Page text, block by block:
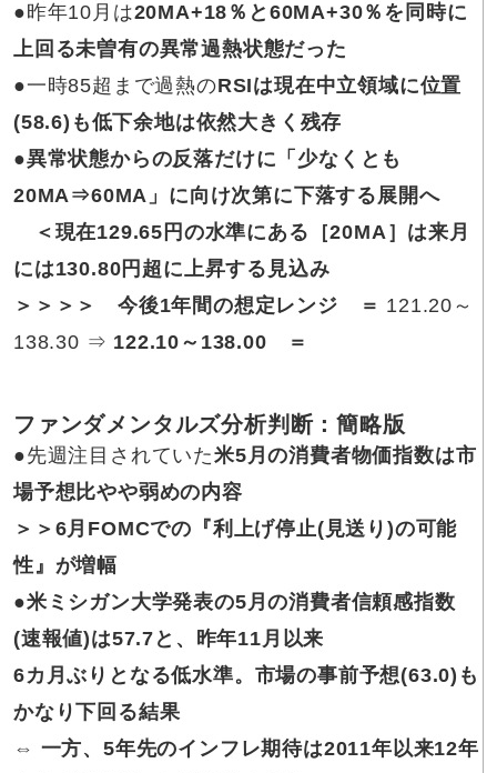
●昨年10月は20MA+18％と60MA+30％を同時に
上回る未曽有の異常過熱状態だった
●一時85超まで過熱のRSIは現在中立領域に位置
(58.6)も低下余地は依然大きく残存
●異常状態からの反落だけに「少なくとも
20MA⇒60MA」に向け次第に下落する展開へ
＜現在129.65円の水準にある［20MA］は来月
には130.80円超に上昇する見込み
＞＞＞＞ 今後1年間の想定レンジ ＝ 121.20～
138.30 ⇒ 122.10～138.00 ＝
ファンダメンタルズ分析判断：簡略版
●先週注目されていた米5月の消費者物価指数は市
場予想比やや弱めの内容
＞＞6月FOMCでの『利上げ停止(見送り)の可能
性』が増幅
●米ミシガン大学発表の5月の消費者信頼感指数
(速報値)は57.7と、昨年11月以来
6カ月ぶりとなる低水準。市場の事前予想(63.0)も
かなり下回る結果
⇔ 一方、5年先のインフレ期待は2011年以来12年